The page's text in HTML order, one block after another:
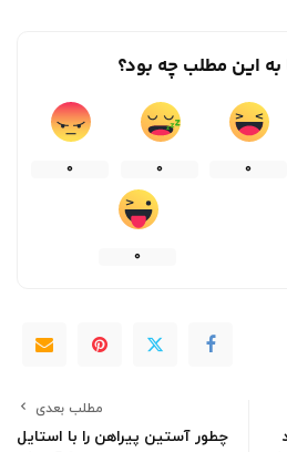
این مطلب چه بود؟
0
0
0
0
مطلب بعدی
چطور آستین پیراهن را با استایل